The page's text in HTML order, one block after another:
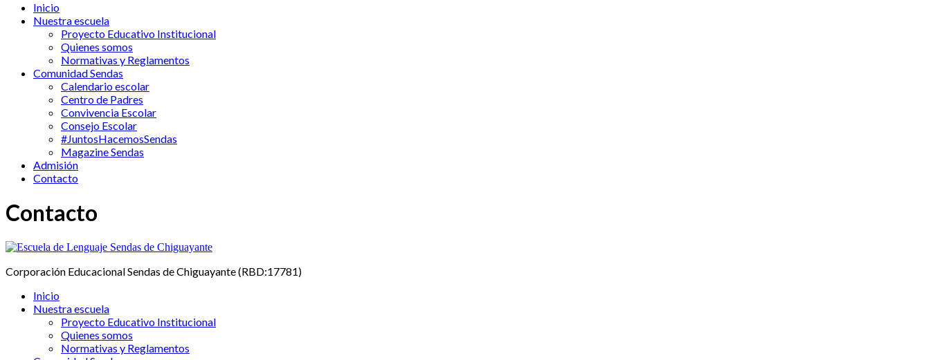
Inicio
Nuestra escuela
Proyecto Educativo Institucional
Quienes somos
Normativas y Reglamentos
Comunidad Sendas
Calendario escolar
Centro de Padres
Convivencia Escolar
Consejo Escolar
#JuntosHacemosSendas
Magazine Sendas
Admisión
Contacto
Contacto
Corporación Educacional Sendas de Chiguayante (RBD:17781)
Inicio
Nuestra escuela
Proyecto Educativo Institucional
Quienes somos
Normativas y Reglamentos